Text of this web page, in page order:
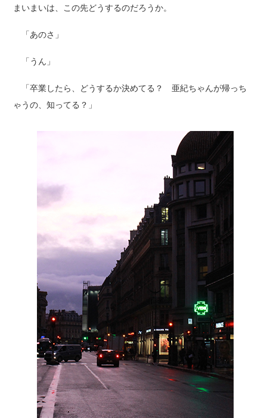
まいまいは、この先どうするのだろうか。
「あのさ」
「うん」
「卒業したら、どうするか決めてる？ 亜紀ちゃんが帰っち
ゃうの、知ってる？」